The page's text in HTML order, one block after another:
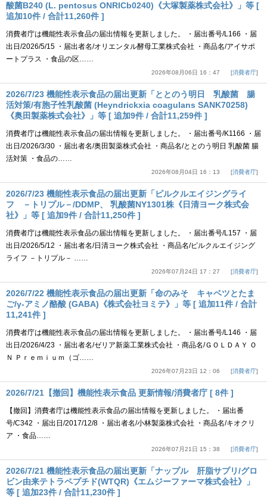
酸菌B240 (L. pentosus ONRICb0240)《大塚製薬株式会社》」等 [
追加10件 / 合計11,260件 ]
消費者庁は機能性表示食品の届出情報を更新しました。 ・届出番号/L166 ・届
出日/2026/5/15 ・届出者名/オリエンタル酵母工業株式会社 ・商品名/アイサポ
ートプラス ・食品の区……
2026年08月06日 16：47 消費者庁
2026/7/23 機能性表示食品の届出更新「ととのう明日 乳酸菌 腸
活対策/有胞子性乳酸菌 (Heyndrickxia coagulans SANK70258)
《奥田製薬株式会社》」等 [ 追加9件 / 合計11,259件 ]
消費者庁は機能性表示食品の届出情報を更新しました。 ・届出番号/K1166 ・届
出日/2026/3/30 ・届出者名/奥田製薬株式会社 ・商品名/ととのう明日 乳酸菌 腸
活対策 ・食品の……
2026年08月04日 16：13 消費者庁
2026/7/23 機能性表示食品の届出更新「ピルクルエイジングライ
フ －トリプル－/DDMP、 乳酸菌NY1301株《日清ヨーク株式会
社》」等 [ 追加9件 / 合計11,250件 ]
消費者庁は機能性表示食品の届出情報を更新しました。 ・届出番号/L157 ・届
出日/2026/5/12 ・届出者名/日清ヨーク株式会社 ・商品名/ピルクルエイジング
ライフ －トリプル－ ……
2026年07月24日 17：27 消費者庁
2026/7/22 機能性表示食品の届出更新「命のみそ キャベツとたま
ご/γ-アミノ酪酸 (GABA)《株式会社ヨミテ》」等 [ 追加11件 / 合計
11,241件 ]
消費者庁は機能性表示食品の届出情報を更新しました。 ・届出番号/L146 ・届
出日/2026/4/23 ・届出者名/ゼリア新薬工業株式会社 ・商品名/ＧＯＬＤＡＹ Ｏ
Ｎ Ｐｒｅｍｉｕｍ（ゴ……
2026年07月23日 12：06 消費者庁
2026/7/21【撤回】機能性表示食品 更新情報/消費者庁 [ 8件 ]
【撤回】消費者庁は機能性表示食品の届出情報を更新しました。 ・届出番
号/C342 ・届出日/2017/12/8 ・届出者名/小林製薬株式会社 ・商品名/キオクリ
ア ・食品……
2026年07月21日 15：38 消費者庁
2026/7/21 機能性表示食品の届出更新「ナップル 肝脂サプリ/グロ
ビン由来テトラペプチド(WTQR)《エムジーファーマ株式会社》」
等 [ 追加23件 / 合計11,230件 ]